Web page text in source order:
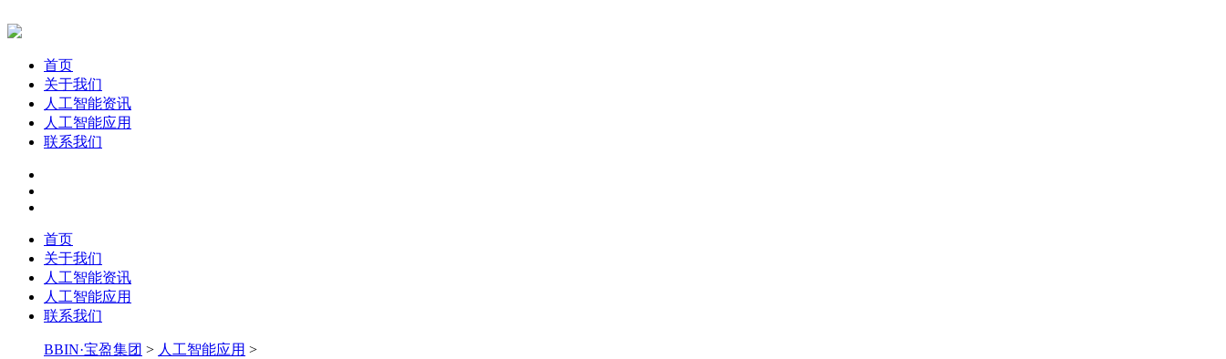
首页
关于我们
人工智能资讯
人工智能应用
联系我们
首页
关于我们
人工智能资讯
人工智能应用
联系我们
BBIN·宝盈集团 > 人工智能应用 >